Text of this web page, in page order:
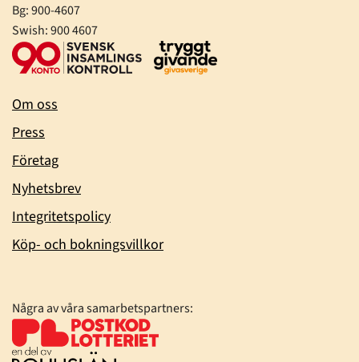
Bg: 900-4607
Swish: 900 4607
Om oss
Press
Företag
Nyhetsbrev
Integritetspolicy
Köp- och bokningsvillkor
Några av våra samarbetspartners: